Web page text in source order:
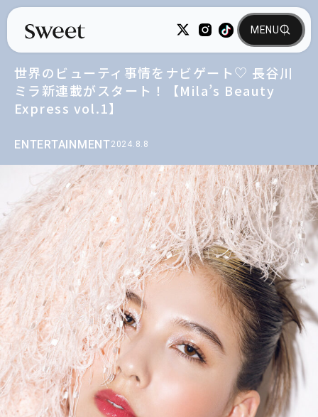
ENTERTAINMENT2024.8.8
世界のビューティ事情をナビゲート♡ 長谷川
ミラ新連載がスタート！【Mila’s Beauty
Express vol.1】